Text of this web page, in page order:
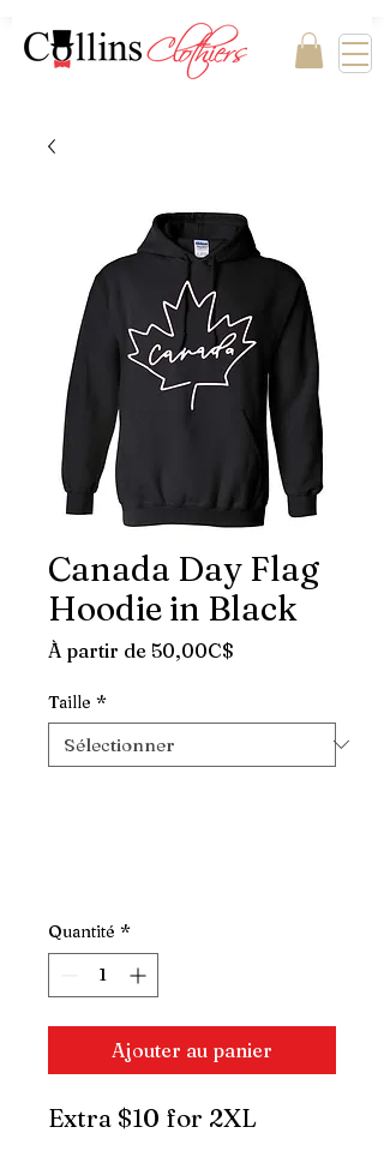
Canada Day Flag
Hoodie in Black
À partir de 50,00C$
Taille *
Quantité *
Ajouter au panier
Extra $10 for 2XL